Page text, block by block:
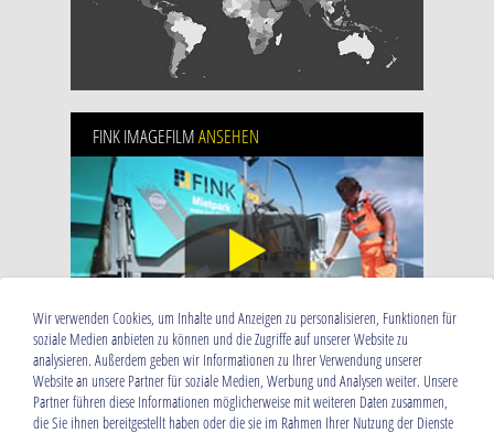
FINK IMAGEFILMANSEHEN
Baumaschinen Fink GmbH
Wir verwenden Cookies, um Inhalte und Anzeigen zu personalisieren, Funktionen für
soziale Medien anbieten zu können und die Zugriffe auf unserer Website zu
analysieren. Außerdem geben wir Informationen zu Ihrer Verwendung unserer
Website an unsere Partner für soziale Medien, Werbung und Analysen weiter. Unsere
Partner führen diese Informationen möglicherweise mit weiteren Daten zusammen,
die Sie ihnen bereitgestellt haben oder die sie im Rahmen Ihrer Nutzung der Dienste